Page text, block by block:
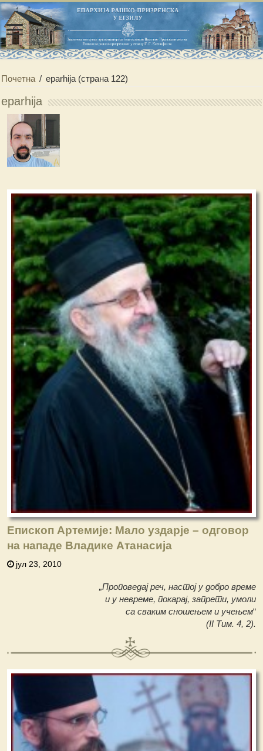
Почетна / eparhija (страна 122)
eparhija
Епископ Артемије: Мало уздарје – одговор
на нападе Владике Атанасија
јул 23, 2010
„Проповедај реч, настој у добро време
и у невреме, покарај, запрети, умоли
са сваким сношењем и учењем“
(II Тим. 4, 2).